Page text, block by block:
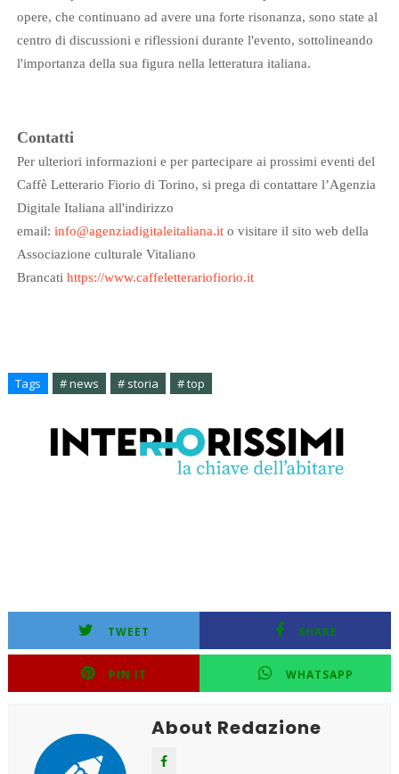
opere, che continuano ad avere una forte risonanza, sono state al
centro di discussioni e riflessioni durante l'evento, sottolineando
l'importanza della sua figura nella letteratura italiana.
Contatti
Per ulteriori informazioni e per partecipare ai prossimi eventi del
Caffè Letterario Fiorio di Torino, si prega di contattare l’Agenzia
Digitale Italiana all'indirizzo
email: info@agenziadigitaleitaliana.ito visitare il sito web della
Associazione culturale Vitaliano
Brancati https://www.caffeletterariofiorio.it
Tags # news # storia # top
TWEET SHARE
PIN IT WHATSAPP
About Redazione